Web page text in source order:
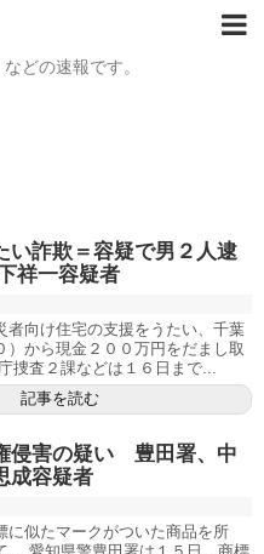
どの速報です。
い詐欺＝容疑で男２人逮
祥一容疑者
者向け住宅の支援をうたい、千葉
）から現金２００万円をだまし取
捜査２課などは１６日まで...
記事を読む
侵害の疑い 豊田署、中
成容疑者
に似たマークがついた商品を所